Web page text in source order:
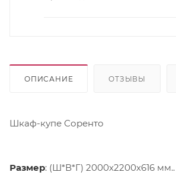
ОПИСАНИЕ ОТЗЫВЫ
Шкаф-купе Соренто
Размер: (Ш*В*Г) 2000х2200х616 мм..